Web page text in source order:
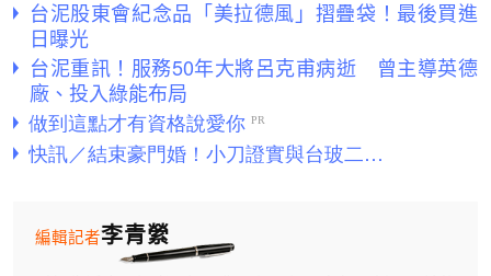
台泥股東會紀念品「美拉德風」摺疊袋！最後買進
日曝光
台泥重訊！服務50年大將呂克甫病逝 曾主導英德
廠、投入綠能布局
李青縈
編輯記者